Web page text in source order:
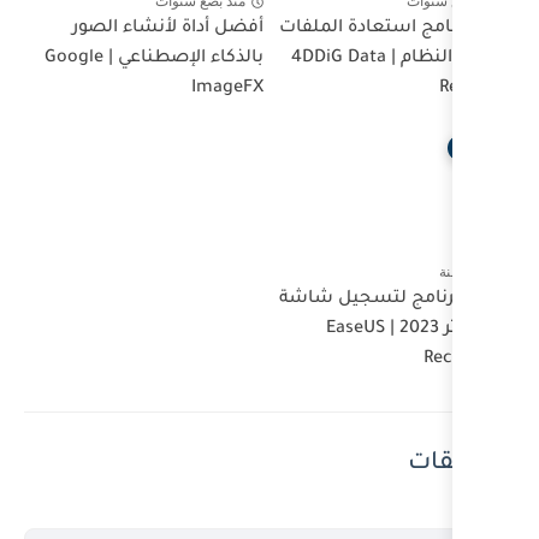
أفضل أداة لأنشاء الصور
بالذكاء الإصطناعي | Google
ImageFX